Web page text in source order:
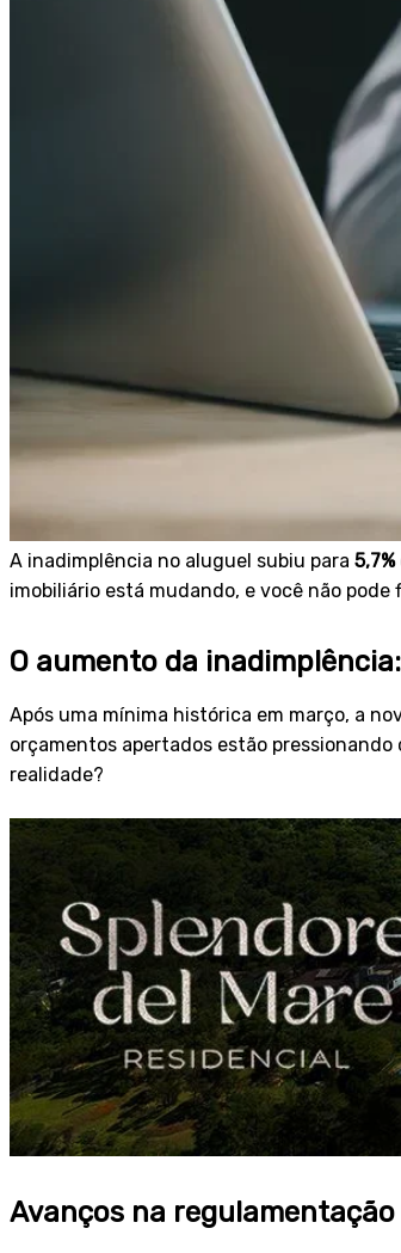
A inadimplência no aluguel subiu para 5,7%
imobiliário está mudando, e você não pode
O aumento da
Após uma mínima histórica em março, a
orçamentos apertados estão
realidade?
Avanços na